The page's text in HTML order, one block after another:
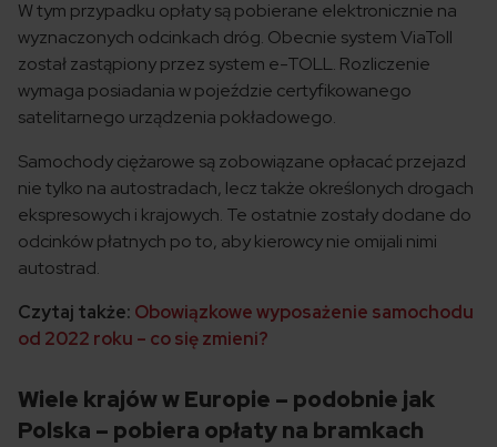
W tym przypadku opłaty są pobierane elektronicznie na
wyznaczonych odcinkach dróg. Obecnie system ViaToll
został zastąpiony przez system e-TOLL. Rozliczenie
wymaga posiadania w pojeździe certyfikowanego
satelitarnego urządzenia pokładowego.
Samochody ciężarowe są zobowiązane opłacać przejazd
nie tylko na autostradach, lecz także określonych drogach
ekspresowych i krajowych. Te ostatnie zostały dodane do
odcinków płatnych po to, aby kierowcy nie omijali nimi
autostrad.
Czytaj także: Obowiązkowe wyposażenie samochodu
od 2022 roku – co się zmieni?
Wiele krajów w Europie – podobnie jak
Polska – pobiera opłaty na bramkach